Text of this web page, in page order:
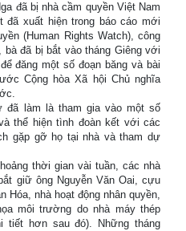
đã bị nhà cầm quyền Việt Nam
đã xuất hiện trong báo cáo mới
(Human Rights Watch), công
bà đã bị bắt vào tháng Giêng với
đăng một số đoạn băng và bài
Cộng hòa Xã hội Chủ nghĩa
làm là tham gia vào một số
thể hiện tình đoàn kết với các
gặp gỡ họ tại nhà và tham dự
thời gian vài tuần, các nhà
giữ ông Nguyễn Văn Oai, cựu
Hóa, nhà hoạt động nhân quyền,
môi trường do nhà máy thép
tiết hơn sau đó). Những tháng